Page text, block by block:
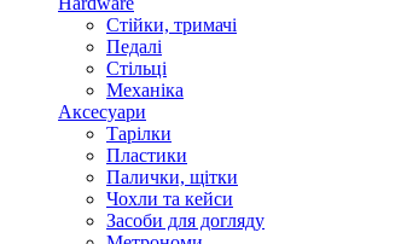
Стійки, тримачі
Педалі
Стільці
Механіка
Аксесуари
Тарілки
Пластики
Палички, щітки
Чохли та кейси
Засоби для догляду